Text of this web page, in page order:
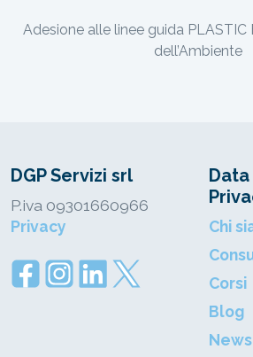
Adesione alle linee guida PLASTIC
dell’Ambiente
DGP Servizi srl
P.iva 09301660966
Privacy
Chi
Corsi
Blog
News